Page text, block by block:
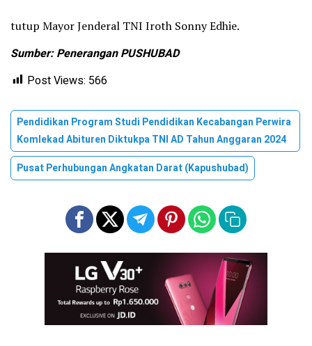
tutup Mayor Jenderal TNI Iroth Sonny Edhie.
Sumber: Penerangan PUSHUBAD
Post Views: 566
Pendidikan Program Studi Pendidikan Kecabangan Perwira
Komlekad Abituren Diktukpa TNI AD Tahun Anggaran 2024
Pusat Perhubungan Angkatan Darat (Kapushubad)